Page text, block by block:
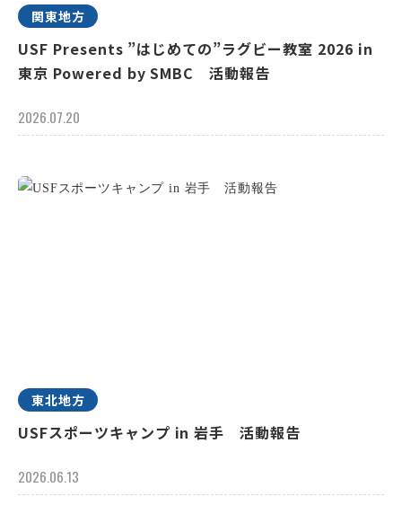
関東地方
USF Presents ”はじめての”ラグビー教室 2026 in
東京 Powered by SMBC 活動報告
2026.07.20
東北地方
USFスポーツキャンプ in 岩手 活動報告
2026.06.13